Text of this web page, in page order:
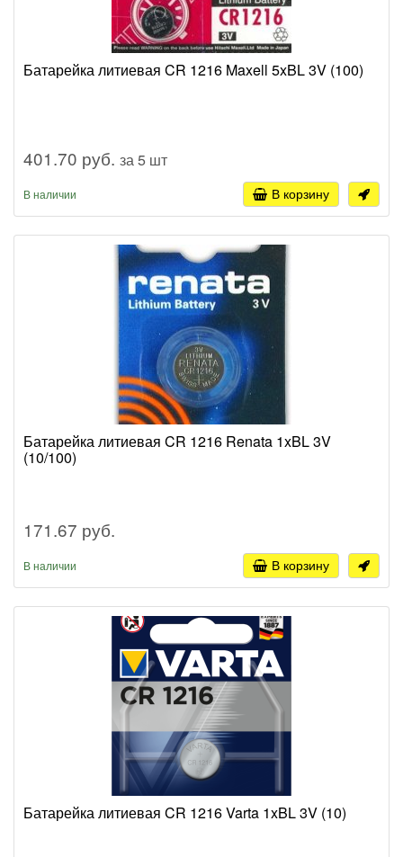
Батарейка литиевая CR 1216 Maxell 5xBL 3V (100)
401.70 руб. за 5 шт
В наличии В корзину
Батарейка литиевая CR 1216 Renata 1xBL 3V
(10/100)
171.67 руб.
В наличии В корзину
Батарейка литиевая CR 1216 Varta 1xBL 3V (10)